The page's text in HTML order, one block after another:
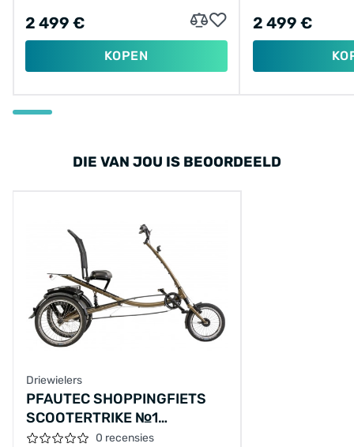
2 499 €
KOPEN
2 499 €
DIE VAN JOU IS BEOORDEELD
Driewielers
PFAUTEC SHOPPINGFIETS
SCOOTERTRIKE №1
16"-20"/ONESIZE/7/BRONSGOUD
0 recensies